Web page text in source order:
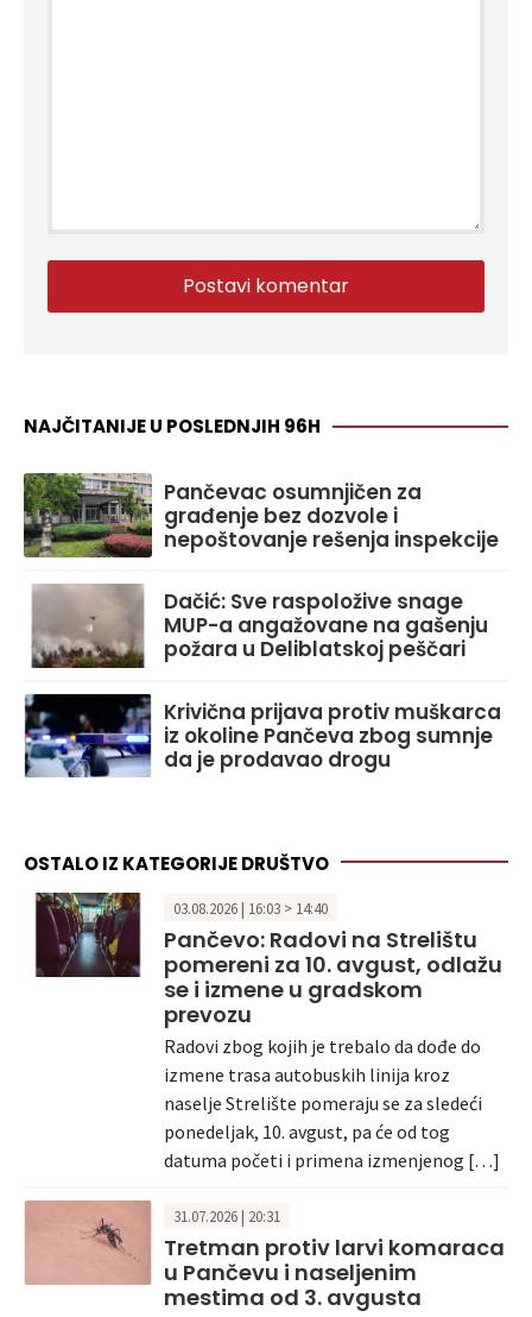
NAJČITANIJE U POSLEDNJIH 96H
Pančevac osumnjičen za
građenje bez dozvole i
nepoštovanje rešenja inspekcije
Dačić: Sve raspoložive snage
MUP-a angažovane na gašenju
požara u Deliblatskoj peščari
Krivična prijava protiv muškarca
iz okoline Pančeva zbog sumnje
da je prodavao drogu
OSTALO IZ KATEGORIJE DRUŠTVO
03.08.2026 | 16:03 > 14:40
Pančevo: Radovi na Strelištu
pomereni za 10. avgust, odlažu
se i izmene u gradskom
prevozu
Radovi zbog kojih je trebalo da dođe do
izmene trasa autobuskih linija kroz
naselje Strelište pomeraju se za sledeći
ponedeljak, 10. avgust, pa će od tog
datuma početi i primena izmenjenog […]
31.07.2026 | 20:31
Tretman protiv larvi komaraca
u Pančevu i naseljenim
mestima od 3. avgusta